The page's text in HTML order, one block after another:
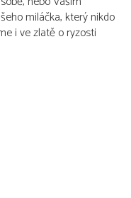
miláčka, který nikdo
i ve zlatě o ryzosti